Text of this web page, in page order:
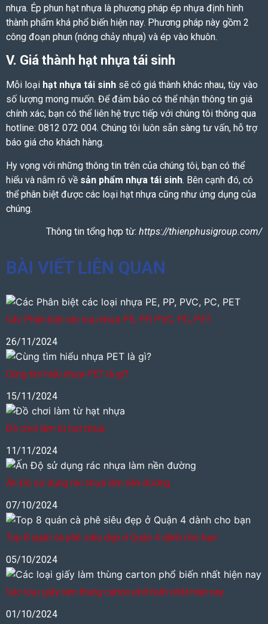
nhựa. Ép phun hạt nhựa là phương pháp ép nhựa định hình
thành phẩm khá phổ biến hiện nay. Phương pháp này gồm 2
công đoạn phun (nóng chảy nhựa) và ép vào khuôn.
V. Giá thành hạt nhựa tái sinh
Mỗi loại hạt nhựa tái sinh sẽ có giá thành khác nhau, tùy vào
số lượng mong muốn. Để đảm bảo có thể nhận thông tin giá
chính xác, bạn có thể liên hệ trực tiếp với chúng tôi thông qua
hotline: 0812 072 004. Chúng tôi luôn sẵn sàng tư vấn, hỗ trợ
báo giá cho khách hàng.
Hy vọng với những thông tin trên của chúng tôi, bạn có thể
hiểu và nắm rõ về sản phẩm nhựa tái sinh. Bên cạnh đó, có
thể phân biệt được các loại hạt nhựa cũng như ứng dụng của
chúng.
Thông tin tổng hợp từ: https://thienphusigroup.com/
BÀI VIẾT LIÊN QUAN
Các Phân biệt các loại nhựa PE, PP, PVC, PC, PET
26/11/2024
Cùng tìm hiểu nhựa PET là gì?
15/11/2024
Đồ chơi làm từ hạt nhựa
11/11/2024
Ấn Độ sử dụng rác nhựa làm nền đường
07/10/2024
Top 8 quán cà phê siêu đẹp ở Quận 4 dành cho bạn
05/10/2024
Các loại giấy làm thùng carton phổ biến nhất hiện nay
01/10/2024